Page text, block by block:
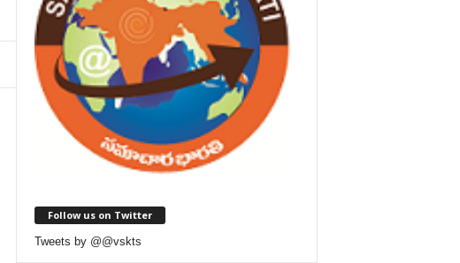
Follow us on Twitter
Tweets by @@vskts